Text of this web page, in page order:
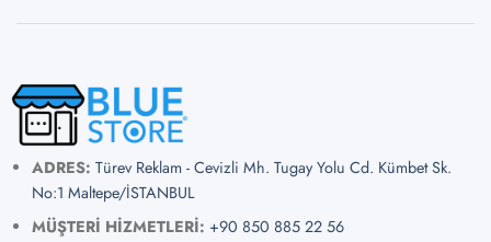
ADRES: Türev Reklam - Cevizli Mh. Tugay Yolu Cd. Kümbet Sk.
No:1 Maltepe/İSTANBUL
MÜŞTERİ HİZMETLERİ: +90 850 885 22 56